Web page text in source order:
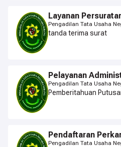
Layanan
Pengadilan Tata Usaha
tanda terima surat
Pelayanan
Putusan yang
Pengadilan Tata Usaha
Pemberitahuan
Pendaftaran
Pengadilan Tata Usaha